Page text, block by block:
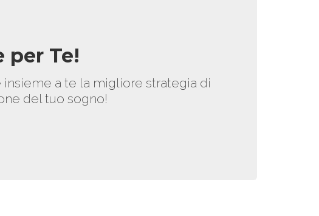
per Te!
a te la migliore strategia di
del tuo sogno!